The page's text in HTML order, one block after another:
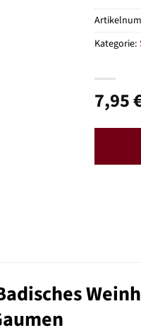
7,95
Kategorie: